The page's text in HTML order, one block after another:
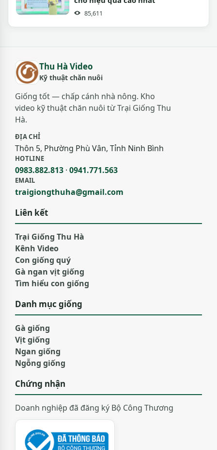
85,611
Thu Hà Video
Kỹ thuật chăn nuôi
Giống tốt — chấp cánh nhà nông. Kho
video kỹ thuật chăn nuôi từ Trại Giống Thu
Hà.
ĐỊA CHỈ
Thôn 5, Phường Phù Vân, Tỉnh Ninh Bình
HOTLINE
0983.882.813 · 0941.771.563
EMAIL
traigiongthuha@gmail.com
Liên kết
Trại Giống Thu Hà
Kênh Video
Con giống quý
Gà ngan vịt giống
Tìm hiểu con giống
Danh mục giống
Gà giống
Vịt giống
Ngan giống
Ngỗng giống
Chứng nhận
Doanh nghiệp đã đăng ký Bộ Công Thương